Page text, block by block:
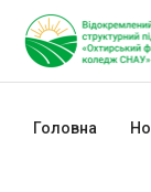
content
Головна